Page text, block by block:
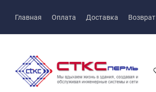
Главная Оплата Доставка Возврат